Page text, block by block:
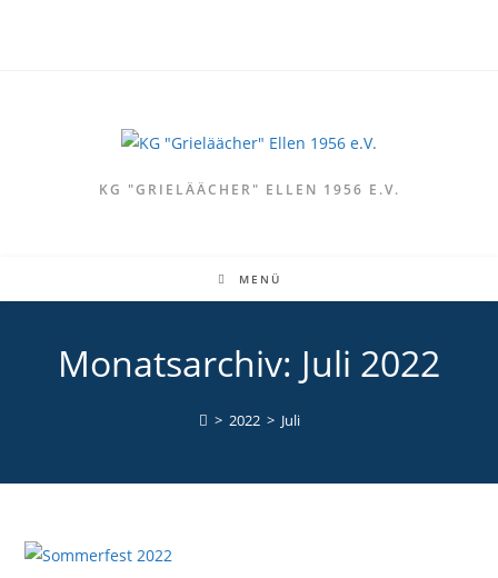
KG "GRIELÄÄCHER" ELLEN 1956 E.V.
MENÜ
Monatsarchiv: Juli 2022
> 2022 > Juli